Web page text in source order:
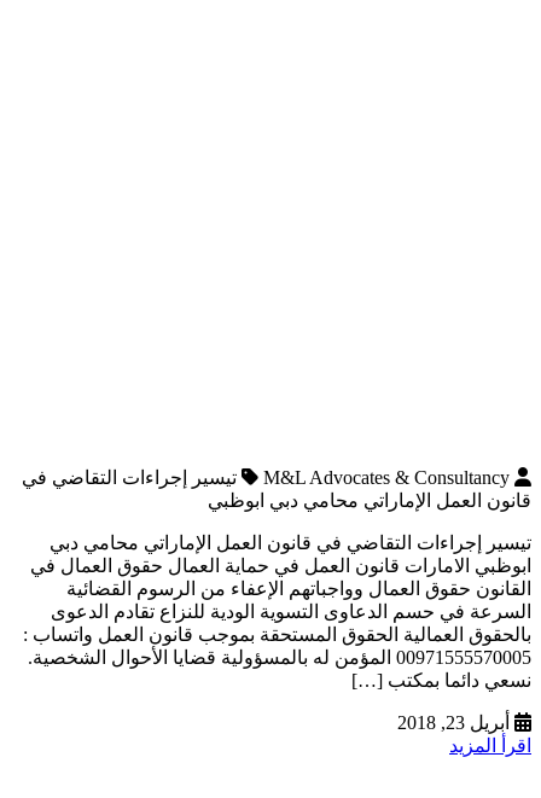
M&L Advocates & Consultancy
تيسير إجراءات التقاضي في
قانون العمل الإماراتي محامي دبي ابوظبي
تيسير إجراءات التقاضي في قانون العمل الإماراتي محامي دبي
ابوظبي الامارات قانون العمل في حماية العمال حقوق العمال في
القانون حقوق العمال وواجباتهم الإعفاء من الرسوم القضائية
السرعة في حسم الدعاوى التسوية الودية للنزاع تقادم الدعوى
بالحقوق العمالية الحقوق المستحقة بموجب قانون العمل واتساب :
00971555570005 المؤمن له بالمسؤولية قضايا الأحوال الشخصية.
نسعي دائما بمكتب […]
أبريل 23, 2018
اقرأ المزيد